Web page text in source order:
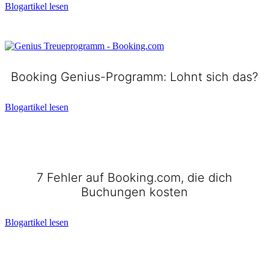
Blogartikel lesen
Booking Genius-Programm: Lohnt sich das?
Blogartikel lesen
7 Fehler auf Booking.com, die dich
Buchungen kosten
Blogartikel lesen